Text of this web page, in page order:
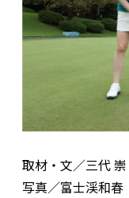
取材・文／三代 崇
写真／富士渓和春